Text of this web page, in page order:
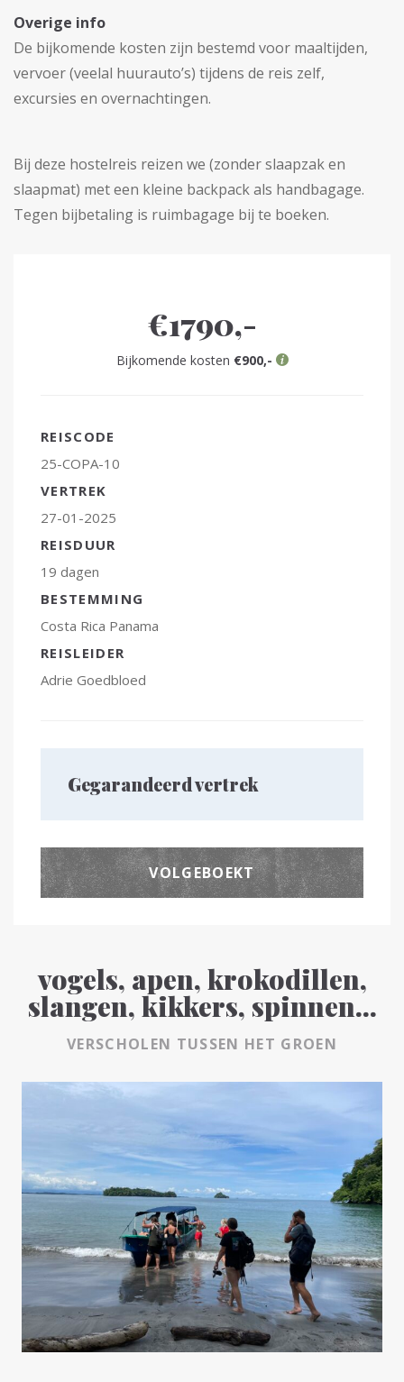
Overige info
De bijkomende kosten zijn bestemd voor maaltijden,
vervoer (veelal huurauto’s) tijdens de reis zelf,
excursies en overnachtingen.
Bij deze hostelreis reizen we (zonder slaapzak en
slaapmat) met een kleine backpack als handbagage.
Tegen bijbetaling is ruimbagage bij te boeken.
€1790,-
Bijkomende kosten €900,-
REISCODE
25-COPA-10
VERTREK
27-01-2025
REISDUUR
19 dagen
BESTEMMING
Costa Rica Panama
REISLEIDER
Adrie Goedbloed
Gegarandeerd vertrek
VOLGEBOEKT
vogels, apen, krokodillen,
slangen, kikkers, spinnen...
VERSCHOLEN TUSSEN HET GROEN